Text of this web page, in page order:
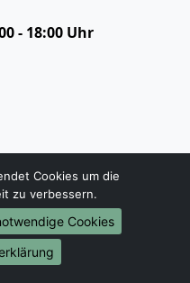
- 18:00 Uhr
Büroumzug
Laborumzug
Privatumzug
Klaviertransport
Cookies um die
zu verbessern.
Cookies